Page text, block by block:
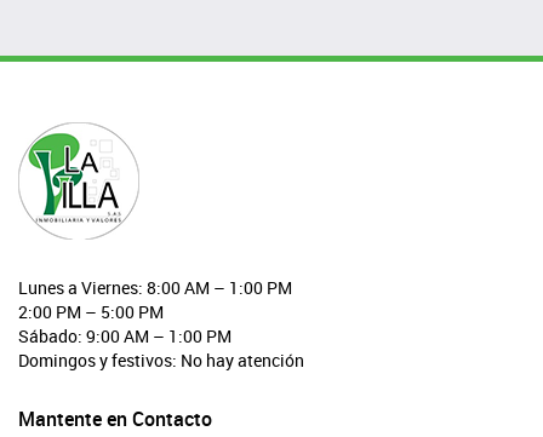
Lunes a Viernes: 8:00 AM – 1:00 PM
2:00 PM – 5:00 PM
Sábado: 9:00 AM – 1:00 PM
Domingos y festivos: No hay atención
Mantente en Contacto